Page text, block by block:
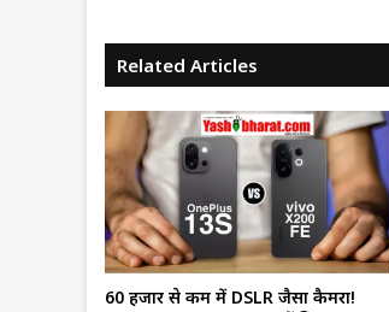
Related Articles
60 हजार से कम में DSLR जैसा कैमरा!